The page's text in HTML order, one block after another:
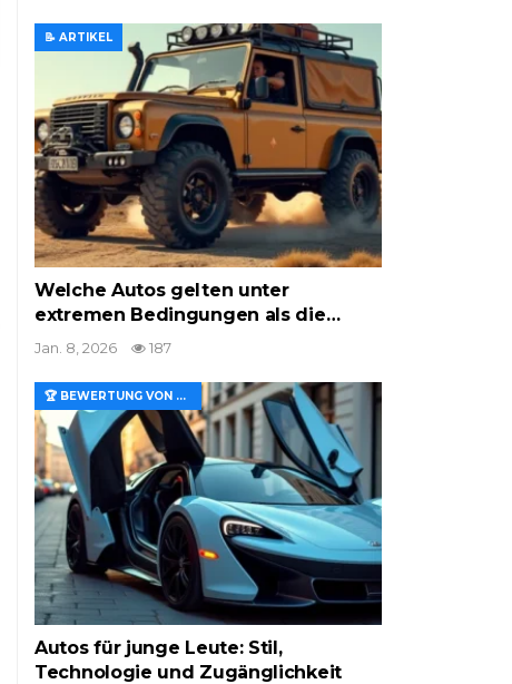
📝 ARTIKEL
Welche Autos gelten unter
extremen Bedingungen als die…
Jan. 8, 2026 187
🏆 BEWERTUNG VON MERKMALEN UND WERT
Autos für junge Leute: Stil,
Technologie und Zugänglichkeit